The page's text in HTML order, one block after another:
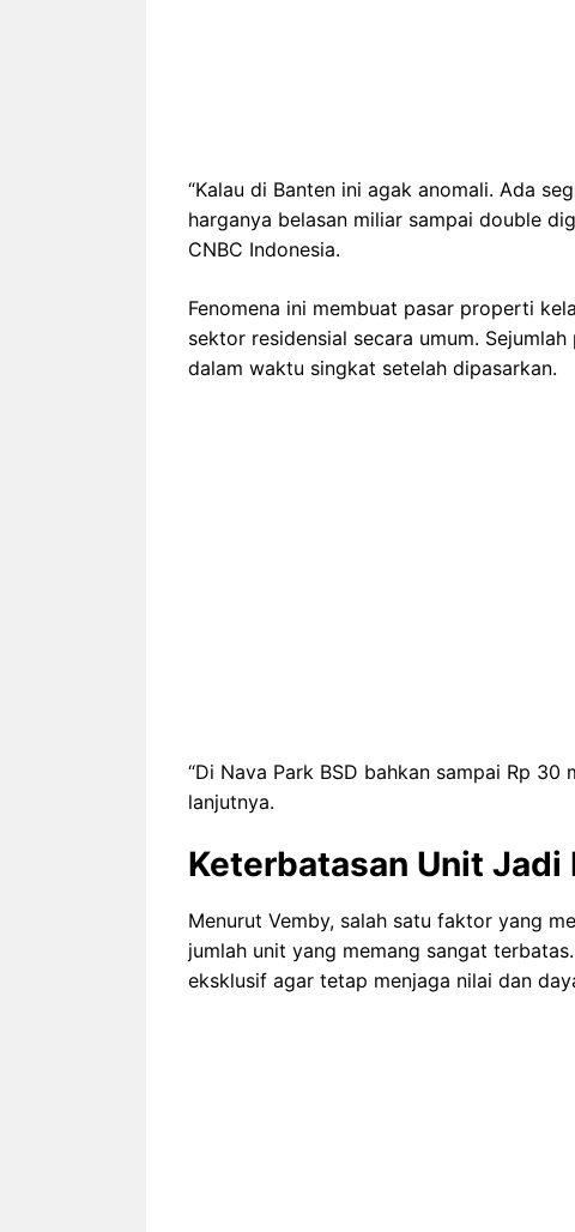
“Kalau di Banten ini agak anomali. Ada
harganya belasan miliar sampai double
CNBC Indonesia.
Fenomena ini membuat pasar properti
sektor residensial secara umum.
dalam waktu singkat setelah dipasarkan.
“Di Nava Park BSD bahkan sampai Rp
lanjutnya.
Keterbatasan Unit Jadi
Menurut Vemby, salah satu faktor yang
jumlah unit yang memang sangat
eksklusif agar tetap menjaga nilai dan